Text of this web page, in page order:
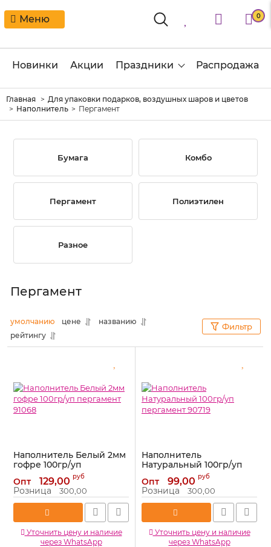
Меню 0
Новинки Акции Праздники Распродажа
Главная
Для упаковки подарков, воздушных шаров и цветов
Наполнитель
Пергамент
Бумага Комбо
Пергамент Полиэтилен
Разное
Пергамент
умолчанию цене
названию
рейтингу
Фильтр
Наполнитель Белый 2мм
гофре 100гр/уп
пергамент 91068
Артикул: 91068
Опт 129,00 руб
Розница 300,00
Уточнить цену и наличие
через WhatsApp
Наполнитель
Натуральный 100гр/уп
пергамент 90719
Артикул: 90719
Опт 99,00 руб
Розница 300,00
Уточнить цену и наличие
через WhatsApp